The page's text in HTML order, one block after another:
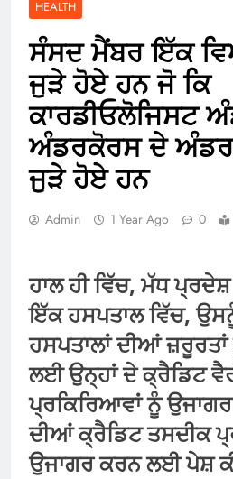
HEALTH
ਸੰਸਦ ਮੈਂਬਰ ਇੱਕ
ਜੁੜੇ ਹੋਏ ਹਨ ਜੋ ਕਿ
ਕਾਰਡੀਓਲੋਜਿਸਟ
ਅੰਡਰਕੋਰਸ ਦੇ
ਜੁੜੇ ਹੋਏ ਹਨ
Admin 1 Year Ago 0
ਹਾਲ ਹੀ ਵਿੱਚ, ਮੱਧ
ਇੱਕ ਹਸਪਤਾਲ ਵਿੱਚ,
ਹਸਪਤਾਲਾਂ ਦੀਆਂ
ਲਈ ਉਨ੍ਹਾਂ ਦੇ ਕ੍ਰੈਡਿਟ
ਪ੍ਰਕਿਰਿਆਵਾਂ ਨੂੰ
ਦੀਆਂ ਕ੍ਰੈਡਿਟ ਤਸਦੀਕ
ਉਜਾਗਰ ਕਰਨ ਲਈ ਪੇਸ਼